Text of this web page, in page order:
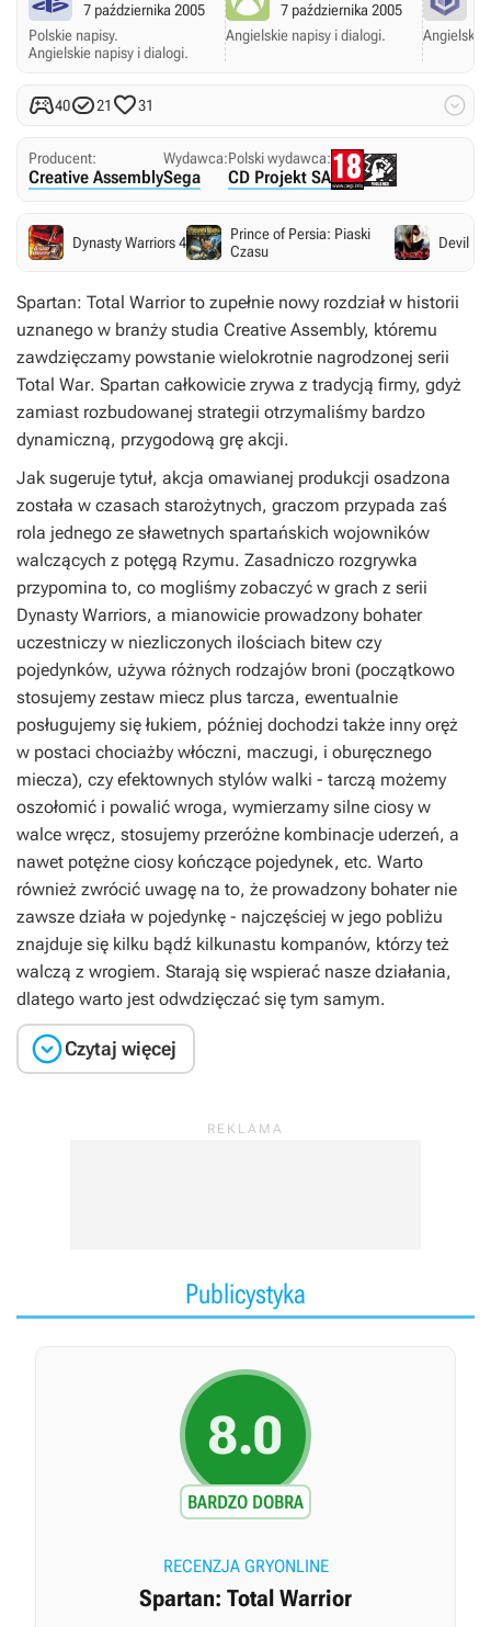
7 października 2005
Polskie napisy.
Angielskie napisy i dialogi.
7 października 2005
Angielskie napisy i dialogi.
Angielskie
4021 31 
Producent:
Creative Assembly
Wydawca:
Sega
Polski wydawca:
CD Projekt SA
Dynasty Warriors 4
Prince of Persia: Piaski
Czasu
Devil
Spartan: Total Warriorto zupełnie nowy rozdział w historii
uznanego w branży studia Creative Assembly, któremu
zawdzięczamy powstanie wielokrotnie nagrodzonej serii
Total War. Spartan całkowicie zrywa z tradycją firmy, gdyż
zamiast rozbudowanej strategii otrzymaliśmy bardzo
dynamiczną, przygodową grę akcji.
Jak sugeruje tytuł, akcja omawianej produkcji osadzona
została w czasach starożytnych, graczom przypada zaś
rola jednego ze sławetnych spartańskich wojowników
walczących z potęgą Rzymu. Zasadniczo rozgrywka
przypomina to, co mogliśmy zobaczyć w grach z serii
Dynasty Warriors, a mianowicie prowadzony bohater
uczestniczy w niezliczonych ilościach bitew czy
pojedynków, używa różnych rodzajów broni (początkowo
stosujemy zestaw miecz plus tarcza, ewentualnie
posługujemy się łukiem, później dochodzi także inny oręż
w postaci chociażby włóczni, maczugi, i oburęcznego
miecza), czy efektownych stylów walki - tarczą możemy
oszołomić i powalić wroga, wymierzamy silne ciosy w
walce wręcz, stosujemy przeróżne kombinacje uderzeń, a
nawet potężne ciosy kończące pojedynek, etc. Warto
również zwrócić uwagę na to, że prowadzony bohater nie
zawsze działa w pojedynkę - najczęściej w jego pobliżu
znajduje się kilku bądź kilkunastu kompanów, którzy też
walczą z wrogiem. Starają się wspierać nasze działania,
dlatego warto jest odwdzięczać się tym samym.
Czytaj więcej
Publicystyka
8.0
BARDZO DOBRA
RECENZJA GRYONLINE
Spartan: Total Warrior